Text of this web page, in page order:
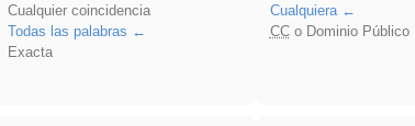
Cualquier coincidencia
Todas las palabras
Exacta
Cualquiera
CCo Dominio Público